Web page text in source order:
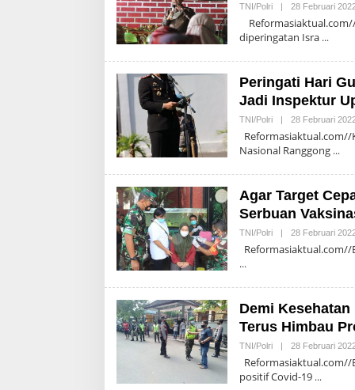
TNI/Polri | 28 Februari
diperingatan Isra
Peringati Hari
Jadi Inspektur
TNI/Polri | 28 Februari
Reformasiaktual.com//
Nasional Ranggong
Agar Target
Serbuan
TNI/Polri | 28 Februari
Reformasiaktual.com//
Demi
Terus Himbau
TNI/Polri | 28 Februari
Reformasiaktual.com//
positif Covid-19